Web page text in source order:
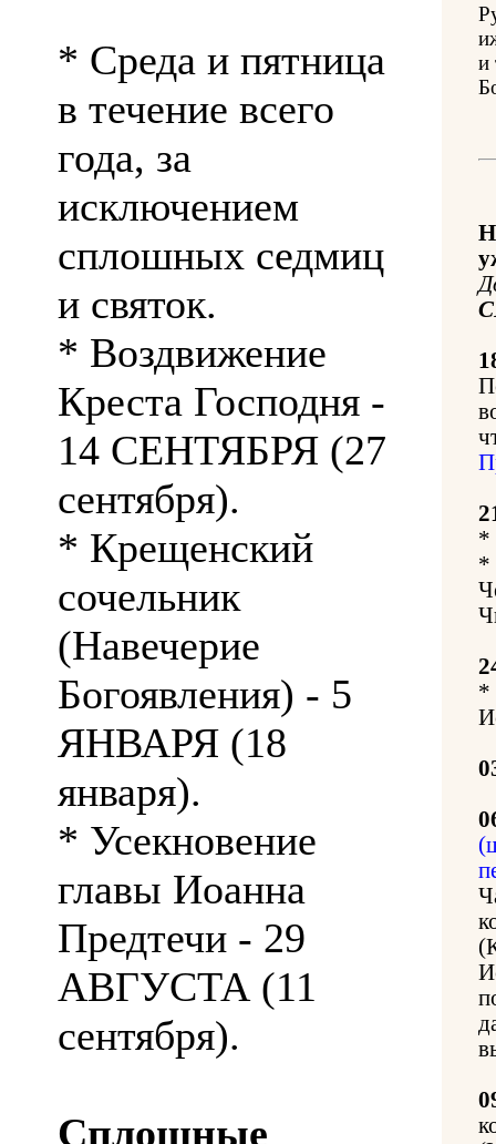
* Среда и пятница
в течение всего
года, за
исключением
сплошных седмиц
и святок.
* Воздвижение
Креста Господня -
14 СЕНТЯБРЯ (27
сентября).
* Крещенский
сочельник
(Навечерие
Богоявления) - 5
ЯНВАРЯ (18
января).
* Усекновение
главы Иоанна
Предтечи - 29
АВГУСТА (11
сентября).
Сплошные
и
*
*
*